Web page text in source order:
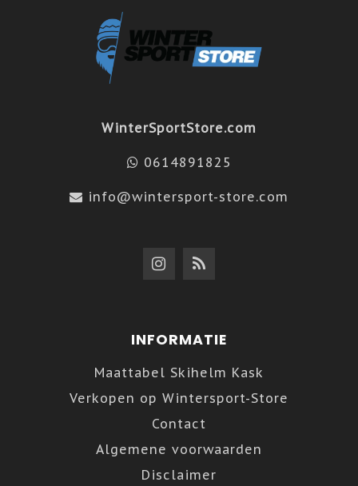
WinterSportStore.com
0614891825
info@wintersport-store.com
INFORMATIE
Maattabel Skihelm Kask
Verkopen op Wintersport-Store
Contact
Algemene voorwaarden
Disclaimer